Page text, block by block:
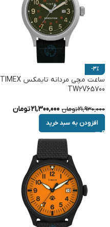
-3%
ساعت مچی مردانه تایمکس TIMEX
TW2V65700
21,930,000تومان 21,300,000تومان
افزودن به سبد خرید